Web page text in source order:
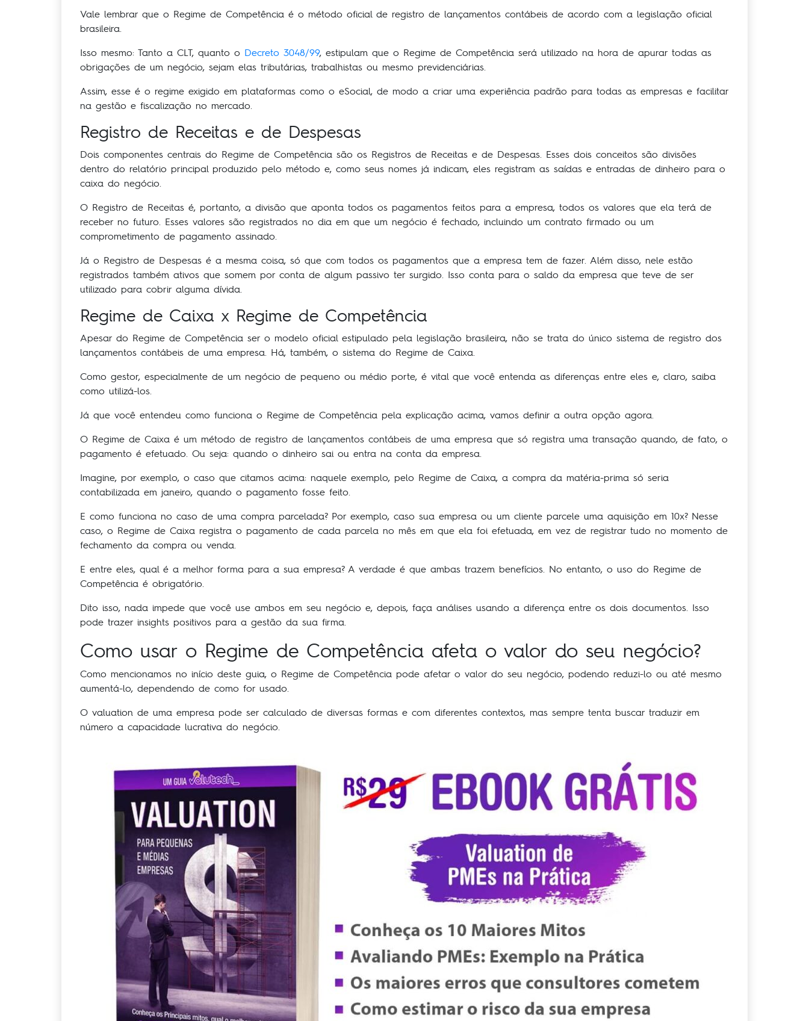
Vale lembrar que o Regime de Competência é o método oficial de registro de lançamentos contábeis de acordo com a legislação oficial
brasileira.
Isso mesmo: Tanto a CLT, quanto o Decreto 3048/99, estipulam que o Regime de Competência será utilizado na hora de apurar todas as
obrigações de um negócio, sejam elas tributárias, trabalhistas ou mesmo previdenciárias.
Assim, esse é o regime exigido em plataformas como o eSocial, de modo a criar uma experiência padrão para todas as empresas e facilitar
na gestão e fiscalização no mercado.
Registro de Receitas e de Despesas
Dois componentes centrais do Regime de Competência são os Registros de Receitas e de Despesas. Esses dois conceitos são divisões
dentro do relatório principal produzido pelo método e, como seus nomes já indicam, eles registram as saídas e entradas de dinheiro para o
caixa do negócio.
O Registro de Receitas é, portanto, a divisão que aponta todos os pagamentos feitos para a empresa, todos os valores que ela terá de
receber no futuro. Esses valores são registrados no dia em que um negócio é fechado, incluindo um contrato firmado ou um
comprometimento de pagamento assinado.
Já o Registro de Despesas é a mesma coisa, só que com todos os pagamentos que a empresa tem de fazer. Além disso, nele estão
registrados também ativos que somem por conta de algum passivo ter surgido. Isso conta para o saldo da empresa que teve de ser
utilizado para cobrir alguma dívida.
Regime de Caixa x Regime de Competência
Apesar do Regime de Competência ser o modelo oficial estipulado pela legislação brasileira, não se trata do único sistema de registro dos
lançamentos contábeis de uma empresa. Há, também, o sistema do Regime de Caixa.
Como gestor, especialmente de um negócio de pequeno ou médio porte, é vital que você entenda as diferenças entre eles e, claro, saiba
como utilizá-los.
Já que você entendeu como funciona o Regime de Competência pela explicação acima, vamos definir a outra opção agora.
O Regime de Caixa é um método de registro de lançamentos contábeis de uma empresa que só registra uma transação quando, de fato, o
pagamento é efetuado. Ou seja: quando o dinheiro sai ou entra na conta da empresa.
Imagine, por exemplo, o caso que citamos acima: naquele exemplo, pelo Regime de Caixa, a compra da matéria-prima só seria
contabilizada em janeiro, quando o pagamento fosse feito.
E como funciona no caso de uma compra parcelada? Por exemplo, caso sua empresa ou um cliente parcele uma aquisição em 10x? Nesse
caso, o Regime de Caixa registra o pagamento de cada parcela no mês em que ela foi efetuada, em vez de registrar tudo no momento de
fechamento da compra ou venda.
E entre eles, qual é a melhor forma para a sua empresa? A verdade é que ambas trazem benefícios. No entanto, o uso do Regime de
Competência é obrigatório.
Dito isso, nada impede que você use ambos em seu negócio e, depois, faça análises usando a diferença entre os dois documentos. Isso
pode trazer insights positivos para a gestão da sua firma.
Como usar o Regime de Competência afeta o valor do seu negócio?
Como mencionamos no início deste guia, o Regime de Competência pode afetar o valor do seu negócio, podendo reduzi-lo ou até mesmo
aumentá-lo, dependendo de como for usado.
O valuation de uma empresa pode ser calculado de diversas formas e com diferentes contextos, mas sempre tenta buscar traduzir em
número a capacidade lucrativa do negócio.